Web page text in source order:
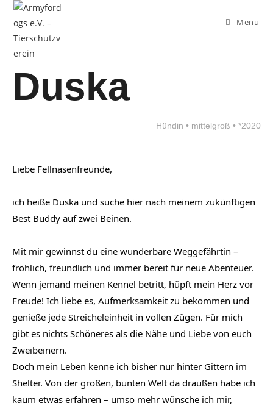
Menü
Duska
Hündin • mittelgroß • *2020
Liebe Fellnasenfreunde,
ich heiße Duska und suche hier nach meinem zukünftigen
Best Buddy auf zwei Beinen.
Mit mir gewinnst du eine wunderbare Weggefährtin –
fröhlich, freundlich und immer bereit für neue Abenteuer.
Wenn jemand meinen Kennel betritt, hüpft mein Herz vor
Freude! Ich liebe es, Aufmerksamkeit zu bekommen und
genieße jede Streicheleinheit in vollen Zügen. Für mich
gibt es nichts Schöneres als die Nähe und Liebe von euch
Zweibeinern.
Doch mein Leben kenne ich bisher nur hinter Gittern im
Shelter. Von der großen, bunten Welt da draußen habe ich
kaum etwas erfahren – umso mehr wünsche ich mir,